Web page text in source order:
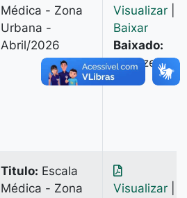
Médica - Zona
Urbana -
Abril/2026
Visualizar
Baixar
Baixado:
18 vezes
Titulo: Escala
Médica - Zona
Visualizar